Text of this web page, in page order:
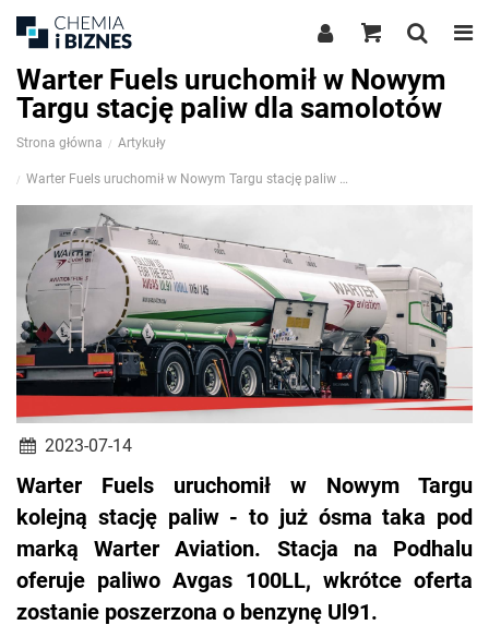
Warter Fuels uruchomił w Nowym
Targu stację paliw dla samolotów
Strona główna Artykuły
Warter Fuels uruchomił w Nowym Targu stację paliw dla samolotów
2023-07-14
Warter Fuels uruchomił w Nowym Targu
kolejną stację paliw - to już ósma taka pod
marką Warter Aviation. Stacja na Podhalu
oferuje paliwo Avgas 100LL, wkrótce oferta
zostanie poszerzona o benzynę Ul91.